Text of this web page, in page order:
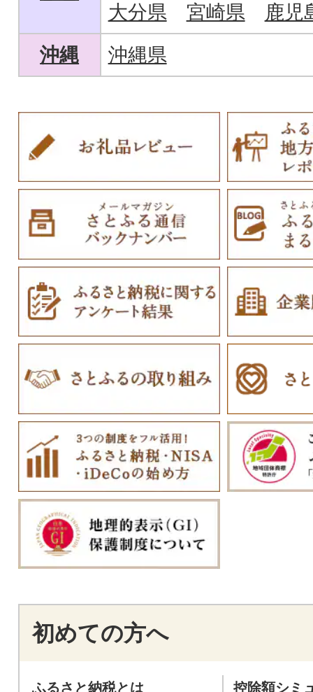
大分県
宮崎県
鹿児
沖縄
沖縄県
初めての方へ
ふるさと納税とは 控除額シミ